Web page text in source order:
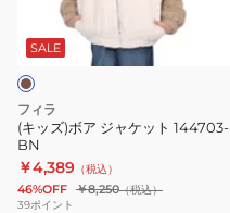
ケ
ッ
ト
144703-
BN
SALE
フィラ
(キッズ)ボア ジャケット 144703-
BN
￥4,389 （税込）
46%OFF ￥8,250（税込）
39ポイント
ラ
ベ
ン
ダ